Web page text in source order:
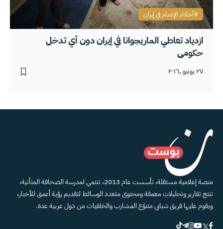
ازدياد تعاطي الماريجوانا في إيران دون أي تدخل
حكومي
٢٧ يونيو ,٢٠١٦
أحكام الإعدام في إيران
منصة إعلامية مستقلة، تأسست عام 2013، تنتمي لمدرسة الصحافة المتأنية،
تنتج تقارير وتحليلات معمقة ومحتوى متعدد الوسائط لتقديم رؤية أعمق للأخبار،
ويقوم عليها فريق شبابي متنوّع المشارب والخلفيات من دول عربية عدة.